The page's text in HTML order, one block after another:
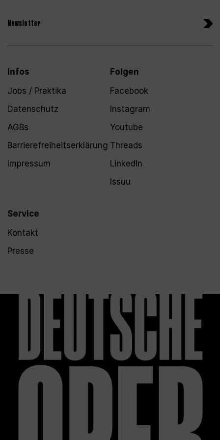
Newsletter
Infos
Jobs / Praktika
Datenschutz
AGBs
Barrierefreiheitserklärung
Impressum
Service
Kontakt
Presse
Folgen
Facebook
Instagram
Youtube
Threads
LinkedIn
Issuu